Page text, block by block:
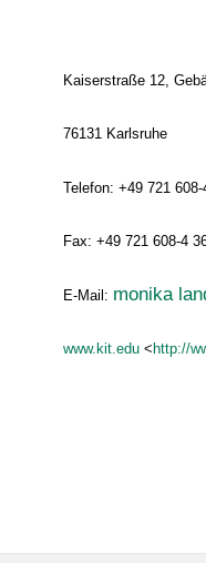
Kaiserstraße 12,
76131 Karlsruhe
Telefon: +49 721 608-
Fax: +49 721 608-4
E-Mail: monika
www.kit.edu < http://